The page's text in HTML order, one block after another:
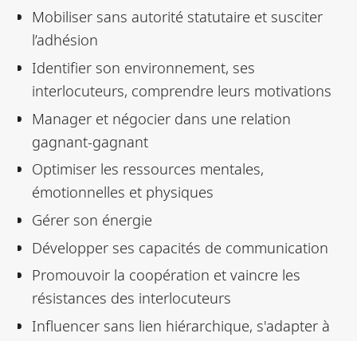
Mobiliser sans autorité statutaire et susciter
l’adhésion
Identifier son environnement, ses
interlocuteurs, comprendre leurs motivations
Manager et négocier dans une relation
gagnant-gagnant
Optimiser les ressources mentales,
émotionnelles et physiques
Gérer son énergie
Développer ses capacités de communication
Promouvoir la coopération et vaincre les
résistances des interlocuteurs
Influencer sans lien hiérarchique, s'adapter à